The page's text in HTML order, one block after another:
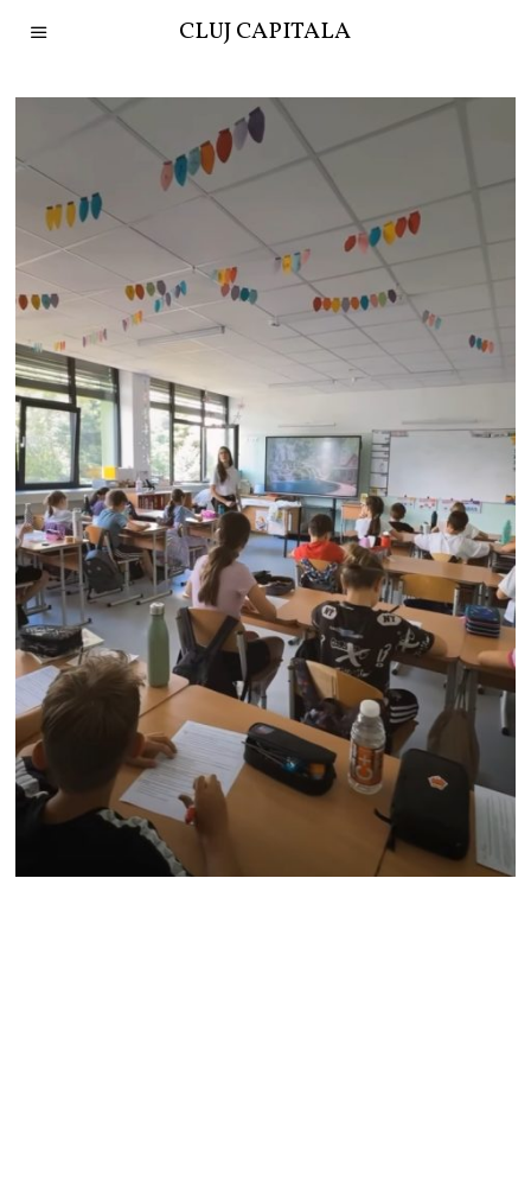
CLUJ CAPITALA